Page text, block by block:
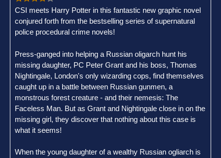
CSI meets Harry Potter in this fantastic new graphic novel
conjured forth from the bestselling series of supernatural
police procedural crime novels!
Press-ganged into helping a Russian oligarch hunt his
missing daughter, PC Peter Grant and his boss, Thomas
Nightingale, London's only wizarding cops, find themselves
caught up in a battle between Russian gunmen, a
monstrous forest creature - and their nemesis: The
Faceless Man. But as Grant and Nightingale close in on the
missing girl, they discover that nothing about this case is
what it seems!
When the young daughter of a wealthy Russian ogliarch is